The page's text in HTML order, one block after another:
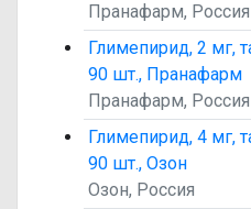
Пранафарм, Россия
Глимепирид, 2 мг,
90 шт., Пранафарм
Пранафарм, Россия
Глимепирид, 4 мг,
90 шт., Озон
Озон, Россия